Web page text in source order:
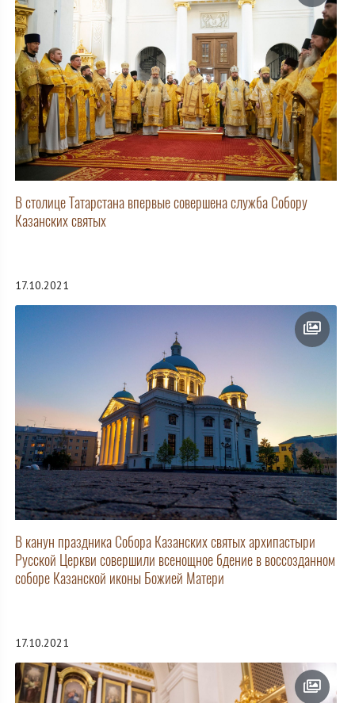
В столице Татарстана впервые совершена служба Собору
Казанских святых
17.10.2021
В канун праздника Собора Казанских святых архипастыри
Русской Церкви совершили всенощное бдение в воссозданном
соборе Казанской иконы Божией Матери
17.10.2021